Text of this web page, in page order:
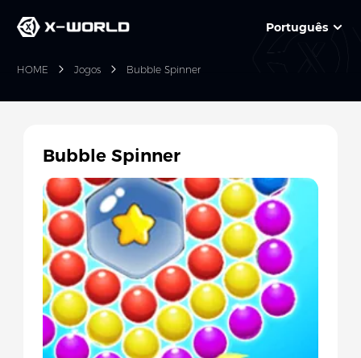
Português
HOME Jogos Bubble Spinner
Bubble Spinner